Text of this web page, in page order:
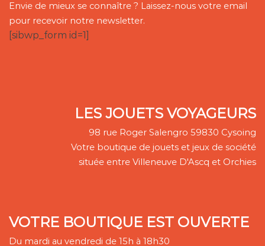
Envie de mieux se connaître ? Laissez-nous votre email
pour recevoir notre newsletter.
[sibwp_form id=1]
LES JOUETS VOYAGEURS
98 rue Roger Salengro 59830 Cysoing
Votre boutique de jouets et jeux de société
située entre Villeneuve D'Ascq et Orchies
VOTRE BOUTIQUE EST OUVERTE
Du mardi au vendredi de 15h à 18h30